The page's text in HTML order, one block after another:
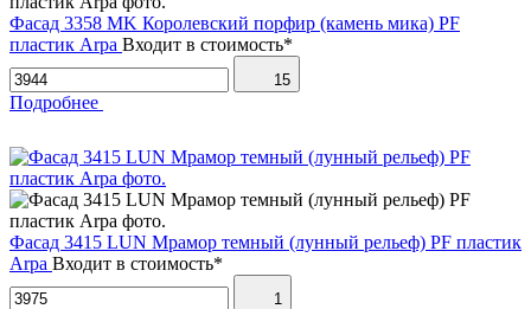
Фасад 3358 MK Королевский порфир (камень мика) PF
пластик Arpa Входит в стоимость*
15
Подробнее
Фасад 3415 LUN Мрамор темный (лунный рельеф) PF пластик
Arpa Входит в стоимость*
1